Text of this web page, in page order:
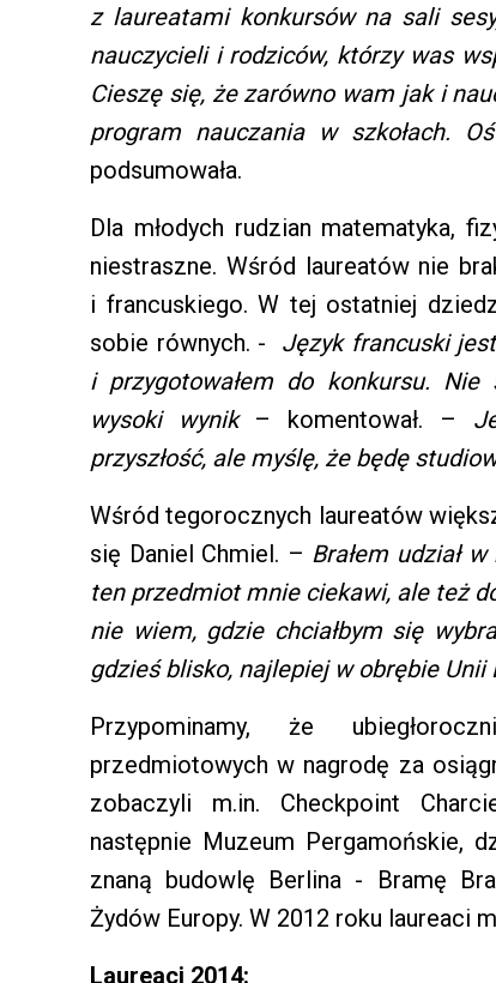
z laureatami konkursów na sali
nauczycieli i rodziców, którzy was
Cieszę się, że zarówno wam jak i
program nauczania w szkołach.
podsumowała.
Dla młodych rudzian matematyka,
niestraszne. Wśród laureatów nie
i francuskiego. W tej ostatniej
sobie równych. - Język francuski
i przygotowałem do konkursu.
wysoki wynik– komentował. –
przyszłość, ale myślę, że będę
Wśród tegorocznych laureatów
się Daniel Chmiel. – Brałem udział
ten przedmiot mnie ciekawi, ale też
nie wiem, gdzie chciałbym się
gdzieś blisko, najlepiej w obrębie Unii
Przypominamy, że
przedmiotowych w nagrodę za
zobaczyli m.in. Checkpoint
następnie Muzeum Pergamońskie,
znaną budowlę Berlina - Bramę
Żydów Europy. W 2012 roku laureaci
Laureaci 2014: